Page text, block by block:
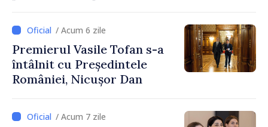
Republicii Moldova de
menținerea păcii și ordinii de
drept în perimetrul Zonei de
Securitate
/ Acum 6 zile
Premierul Vasile Tofan s-a
întâlnit cu Președintele
României, Nicușor Dan
/ Acum 7 zile